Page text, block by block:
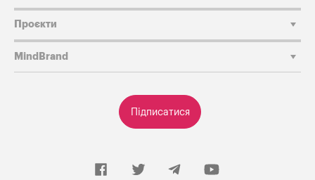
Підписатися
Проєкти
MindBrand